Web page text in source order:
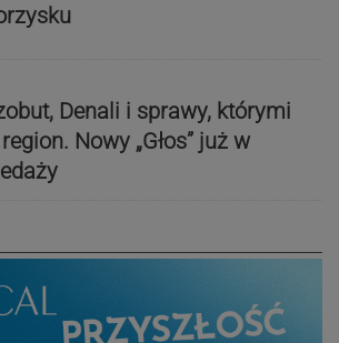
Denali i sprawy, którymi
Nowy „Głos” już w